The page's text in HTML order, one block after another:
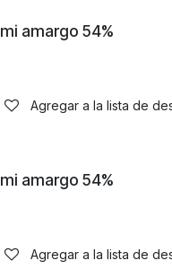
amargo 54%
Agregar a la lista de
amargo 54%
Agregar a la lista de